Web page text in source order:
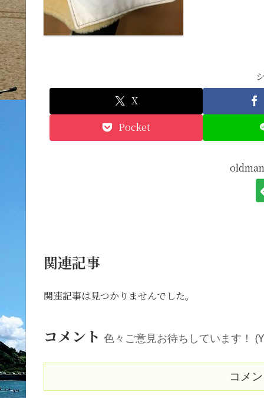
X
Pocket
oldman
関連記事
関連記事は見つかりませんでした。
コメント 色々ご意見お待ちしています！
コメ